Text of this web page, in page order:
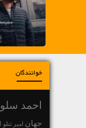
خوانندگان
احمد سلو
جهان امیر تتلو